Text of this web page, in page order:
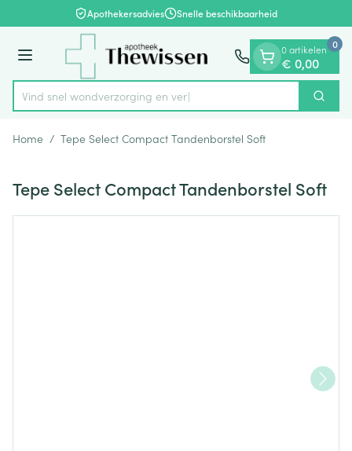
Ga naar de inhoudApothekersadvies Snelle beschikbaarheid
Menu
Product, merk, categorie...
Vind snel wondverzorging Zoek
0 artikelen
€ 0,00
0
Home / Tepe Select Compact Tandenborstel Soft
Tepe Select Compact Tandenborstel Soft